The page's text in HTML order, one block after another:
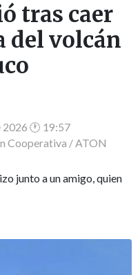
tras caer
del volcán
2026 🕐 19:57
Cooperativa / ATON
junto a un amigo, quien